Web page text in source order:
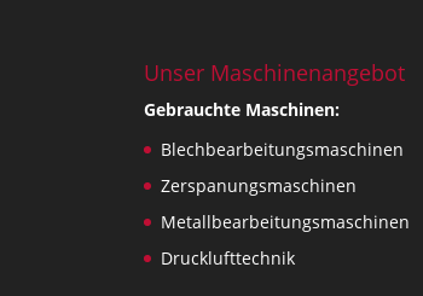
Unser Maschinenangebot
Gebrauchte Maschinen:
Blechbearbeitungsmaschinen
Zerspanungsmaschinen
Metallbearbeitungsmaschinen
Drucklufttechnik